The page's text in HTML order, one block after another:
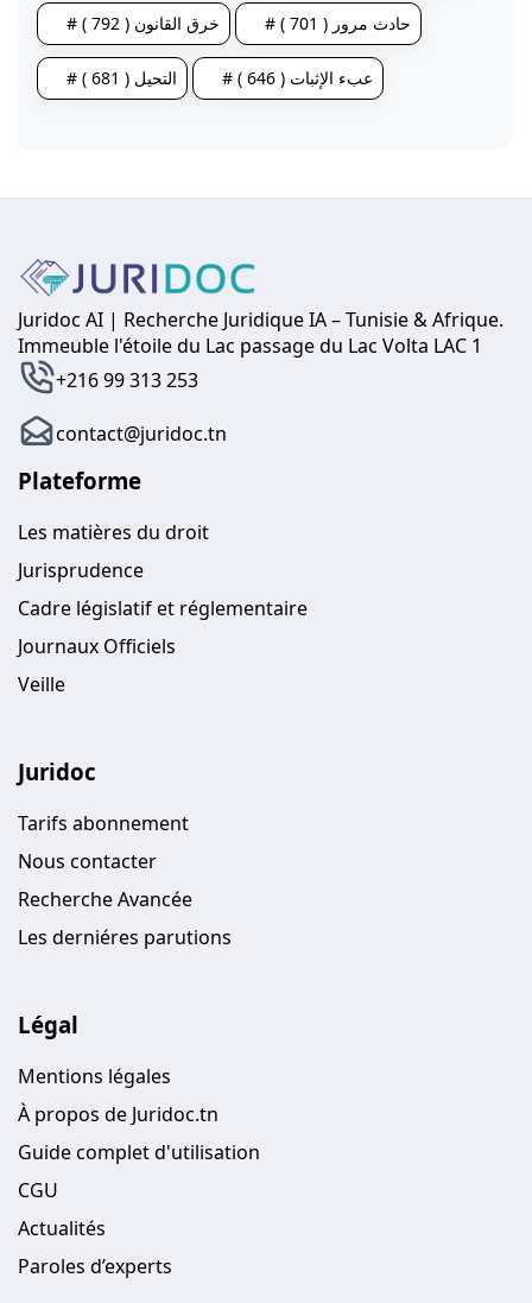
# خرق القانون ( 792 ) # حادث مرور ( 701 )
# التحيل ( 681 ) # عبء الإثبات ( 646 )
Juridoc AI | Recherche Juridique IA – Tunisie & Afrique.
Immeuble l'étoile du Lac passage du Lac Volta LAC 1
+216 99 313 253
contact@juridoc.tn
Plateforme
Les matières du droit
Jurisprudence
Cadre législatif et réglementaire
Journaux Officiels
Veille
Juridoc
Tarifs abonnement
Nous contacter
Recherche Avancée
Les derniéres parutions
Légal
Mentions légales
À propos de Juridoc.tn
Guide complet d'utilisation
CGU
Actualités
Paroles d’experts